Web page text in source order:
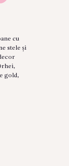
cu
stele și
,
gold,